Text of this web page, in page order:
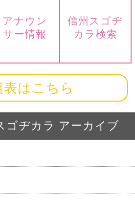
アナウン
サー情報
信州スゴヂ
カラ検索
表はこちら
ゴヂカラ アーカイブ